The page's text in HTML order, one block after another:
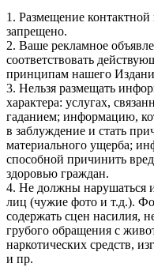
1. Размещение
запрещено.
2. Ваше рекламное
соответствовать
принципам нашего
3. Нельзя размещать
характера: услугах,
гаданием; информацию,
в заблуждение и стать
материального ущерба;
способной причинить
здоровью граждан.
4. Не должны нарушаться
лиц (чужие фото и т.д.).
содержать сцен насилия,
грубого обращения с
наркотических средств,
и пр.